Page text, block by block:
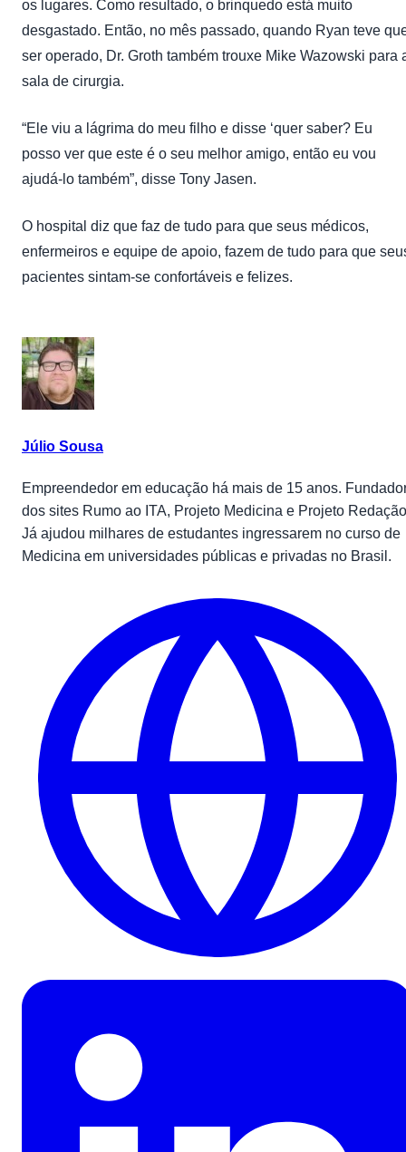
os lugares. Como resultado, o brinquedo está muito
desgastado. Então, no mês passado, quando Ryan teve
ser operado, Dr. Groth também trouxe Mike Wazowski para
sala de cirurgia.
“Ele viu a lágrima do meu filho e disse ‘quer saber? Eu
posso ver que este é o seu melhor amigo, então eu vou
ajudá-lo também”, disse Tony Jasen.
O hospital diz que faz de tudo para que seus médicos,
enfermeiros e equipe de apoio, fazem de tudo para que
pacientes sintam-se confortáveis e felizes.
Júlio Sousa
Empreendedor em educação há mais de 15 anos.
dos sites Rumo ao ITA, Projeto Medicina e Projeto
Já ajudou milhares de estudantes ingressarem no curso de
Medicina em universidades públicas e privadas no Brasil.